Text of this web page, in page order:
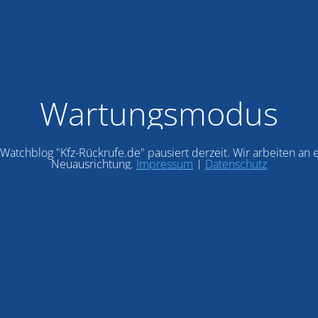
Wartungsmodus
"Kfz-Rückrufe.de" pausiert derzeit. Wir arbeiten an
Neuausrichtung. Impressum | Datenschutz